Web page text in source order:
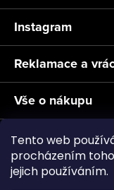
Tento web
procházením
jejich používáním.
Instagram
Reklamace a
Vše o nákupu
Informace pro
Realizace a servis